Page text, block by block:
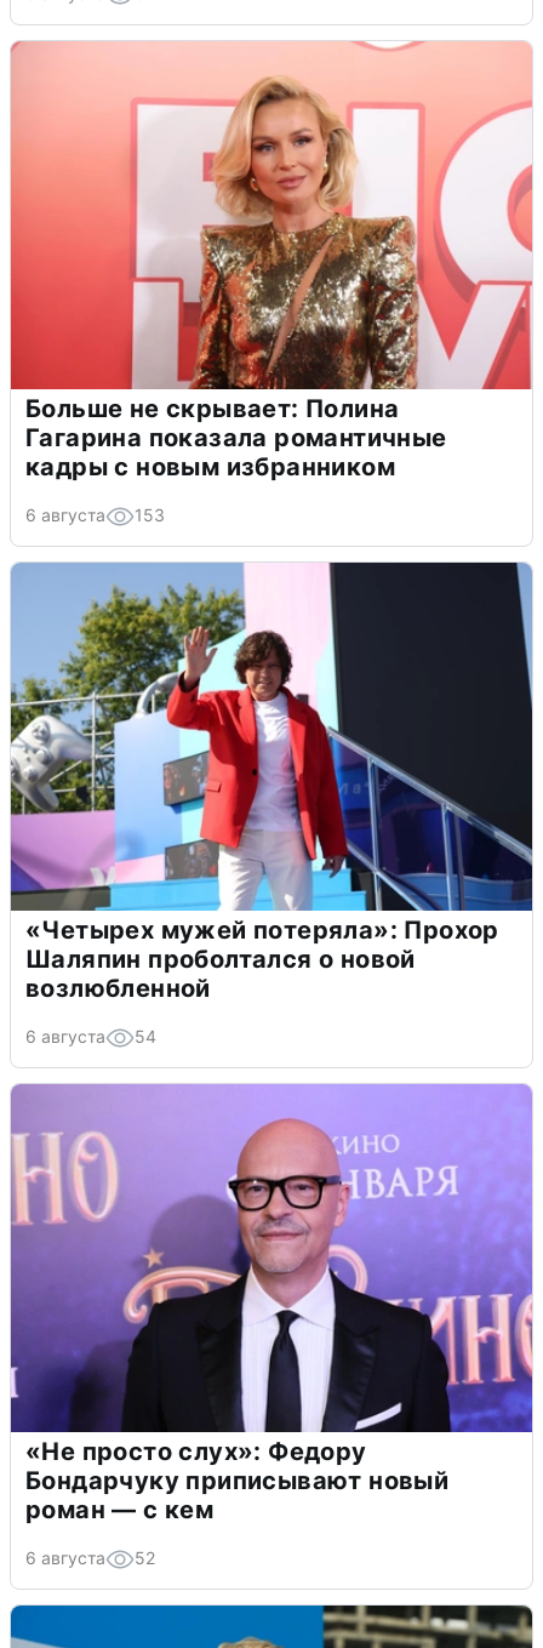
Больше не скрывает: Полина
Гагарина показала романтичные
кадры с новым избранником
6 августа 153
«Четырех мужей потеряла»: Прохор
Шаляпин проболтался о новой
возлюбленной
6 августа 54
«Не просто слух»: Федору
Бондарчуку приписывают новый
роман — с кем
6 августа 52